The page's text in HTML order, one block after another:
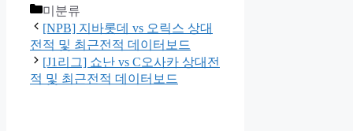
Categories
미분류
[NPB] 지바롯데 vs 오릭스 상대
전적 및 최근전적 데이터보드
[J1리그] 쇼난 vs C오사카 상대전
적 및 최근전적 데이터보드